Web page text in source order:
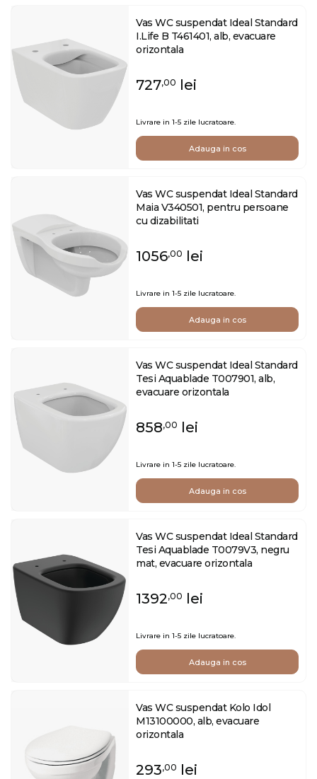
Vas WC suspendat Ideal Standard
I.Life B T461401, alb, evacuare
orizontala
727,00 lei
Livrare in 1-5 zile lucratoare.
Adauga in cos
Vas WC suspendat Ideal Standard
Maia V340501, pentru persoane
cu dizabilitati
1056,00 lei
Livrare in 1-5 zile lucratoare.
Adauga in cos
Vas WC suspendat Ideal Standard
Tesi Aquablade T007901, alb,
evacuare orizontala
858,00 lei
Livrare in 1-5 zile lucratoare.
Adauga in cos
Vas WC suspendat Ideal Standard
Tesi Aquablade T0079V3, negru
mat, evacuare orizontala
1392,00 lei
Livrare in 1-5 zile lucratoare.
Adauga in cos
Vas WC suspendat Kolo Idol
M13100000, alb, evacuare
orizontala
293,00 lei